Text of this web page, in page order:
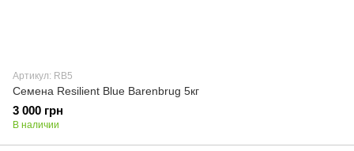
Артикул: RB5
Семена Resilient Blue Barenbrug 5кг
3 000 грн
В наличии